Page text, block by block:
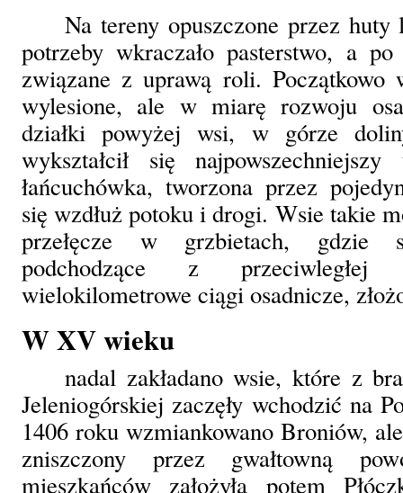
Na tereny opuszczone przez
potrzeby wkraczało pasterstwo, a
związane z uprawą roli. Początkowo
wylesione, ale w miarę rozwoju
działki powyżej wsi, w górze
wykształcił się
łańcuchówka, tworzona przez
się wzdłuż potoku i drogi. Wsie takie
przełęcze w grzbietach, gdzie
podchodzące z przeciwległej
wielokilometrowe ciągi osadnicze,
W XV wieku
nadal zakładano wsie, które z
Jeleniogórskiej zaczęły wchodzić na
1406 roku wzmiankowano Broniów,
zniszczony przez gwałtowną
mieszkańców założyła potem